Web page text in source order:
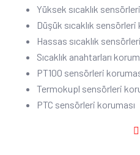
Yüksek sıcaklık
Düşük sıcaklık sensörleri
Hassas sıcaklık
Sıcaklık anahtarları
PT100 sensörleri
Termokupl sensörleri
PTC sensörleri koruması